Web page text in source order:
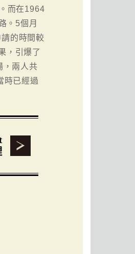
而在1964
。5個月
的時間較
，引爆了
，兩人共
時已經過